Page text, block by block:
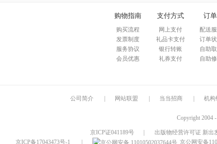
购物指南
购买流程
发票制度
服务协议
会员优惠
支付方式
网上支付
礼品卡支付
银行转账
礼券支付
订
配送
订单
自助
自助
公司简介 网站联盟 当当招商 机构
Copyright 2004
京ICP证041189号
出版物经营许可证 新出
京ICP备17043473号-1
京公网安备